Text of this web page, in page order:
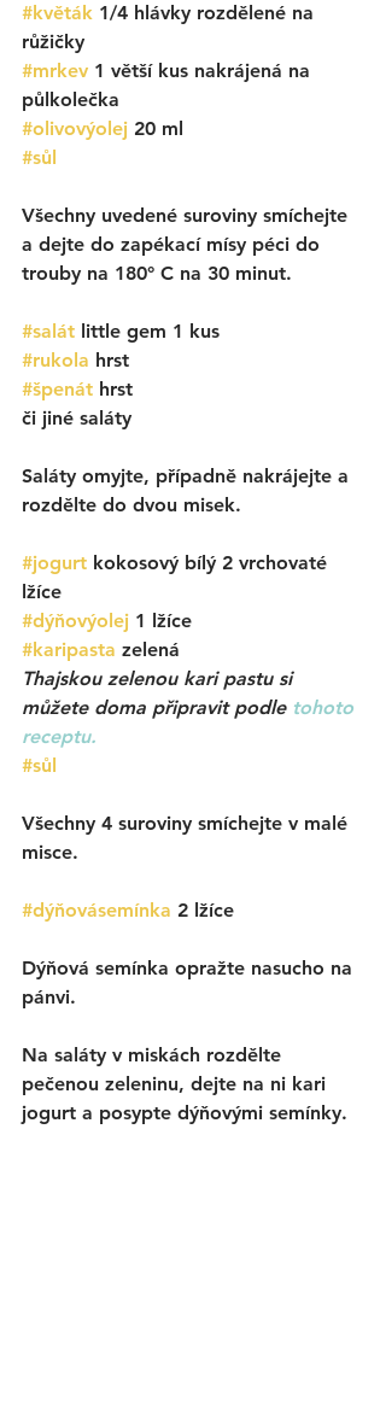
#květák 1/4 hlávky rozdělené na
růžičky
#mrkev 1 větší kus nakrájená na
půlkolečka
#olivovýolej 20 ml
#sůl
Všechny uvedené suroviny smíchejte
a dejte do zapékací mísy péci do
trouby na 180° C na 30 minut.
#salát little gem 1 kus
#rukola hrst
#špenát hrst
či jiné saláty
Saláty omyjte, případně nakrájejte a
rozdělte do dvou misek.
#jogurt kokosový bílý 2 vrchovaté
lžíce
#dýňovýolej 1 lžíce
#karipasta zelená
Thajskou zelenou kari pastu si
můžete doma připravit podle tohoto
receptu.
#sůl
Všechny 4 suroviny smíchejte v malé
misce.
#dýňovásemínka 2 lžíce
Dýňová semínka opražte nasucho na
pánvi.
Na saláty v miskách rozdělte
pečenou zeleninu, dejte na ni kari
jogurt a posypte dýňovými semínky.